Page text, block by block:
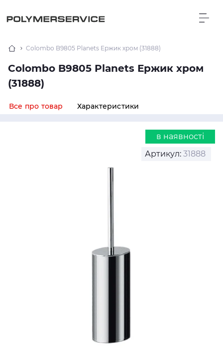
Colombo B9805 Planets Ержик хром (31888)
Colombo B9805 Planets Ержик хром
(31888)
Все про товар Характеристики
в наявності
Артикул: 31888